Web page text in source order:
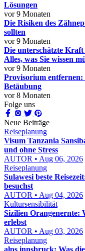
Lösungen
vor 9 Monaten
Die Risiken des
sollten
vor 9 Monaten
Die unterschätzte
Alles, was Sie wissen
vor 9 Monaten
Provisorium entfernen:
Betäubung
vor 8 Monaten
Folge uns
Neue Beiträge
Reiseplanung
Visum Tanzania
und ohne Stress
AUTOR • Aug 06, 2026
Reiseplanung
Sulawesi beste
besuchst
AUTOR • Aug 04, 2026
Kultursensibilität
Sizilien Orangenernte:
erlebst
AUTOR • Aug 03, 2026
Reiseplanung
alps innsbruck: Was